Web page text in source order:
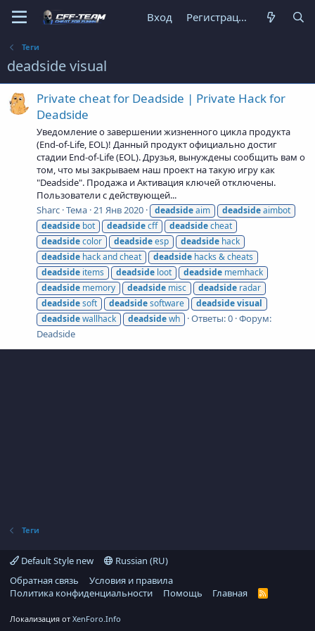
Вход Регистрация
Теги
deadside visual
Private cheat for Deadside | Private Hack for
Deadside
Уведомление о завершении жизненного цикла продукта
(End-of-Life, EOL)! Данный продукт официально достиг
стадии End-of-Life (EOL). Друзья, вынуждены сообщить вам о
том, что мы закрываем наш проект на такую игру как
"Deadside". Продажа и Активация ключей отключены.
Пользователи с действующей...
Sharc Тема 21 Янв 2020 deadsideaim deadsideaimbot
deadside bot deadsidecff deadsidecheat
deadsidecolor deadsideesp deadside hack
deadside hack and cheat deadside hacks & cheats
deadside items deadside loot deadside memhack
deadside memory deadside misc deadside radar
deadsidesoft deadsidesoftware deadsidevisual
deadsidewallhack deadsidewh Ответы: 0 Форум:
Deadside
Теги
Default Style new
Russian (RU)
Обратная связь
Условия и правила
Политика конфиденциальности
Помощь Главная
R
Локализация от XenForo.Info